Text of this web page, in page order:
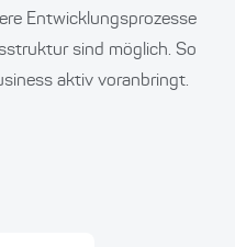
Entwicklungsprozesse
sind möglich. So
aktiv voranbringt.